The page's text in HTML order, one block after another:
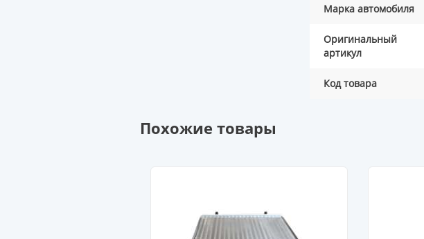
Марка автомобиля
Оригинальный
артикул
Код товара
Похожие товары